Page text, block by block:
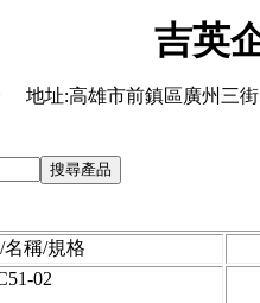
吉英
地址:高雄市前鎮區廣州三街
名稱/規格
02